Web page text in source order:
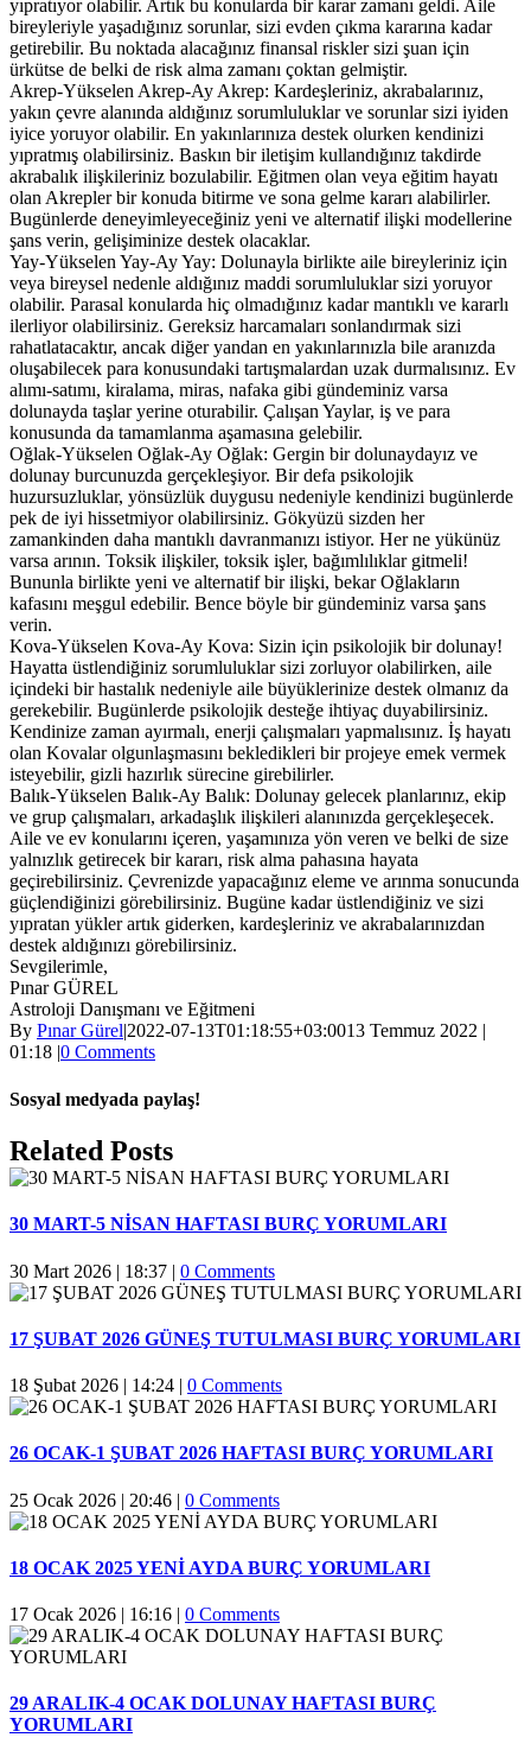
yıpratıyor olabilir. Artık bu konularda bir karar zamanı geldi. Aile
bireyleriyle yaşadığınız sorunlar, sizi evden çıkma kararına kadar
getirebilir. Bu noktada alacağınız finansal riskler sizi şuan için
ürkütse de belki de risk alma zamanı çoktan gelmiştir.
Akrep-Yükselen Akrep-Ay Akrep: Kardeşleriniz, akrabalarınız,
yakın çevre alanında aldığınız sorumluluklar ve sorunlar sizi iyiden
iyice yoruyor olabilir. En yakınlarınıza destek olurken kendinizi
yıpratmış olabilirsiniz. Baskın bir iletişim kullandığınız takdirde
akrabalık ilişkileriniz bozulabilir. Eğitmen olan veya eğitim hayatı
olan Akrepler bir konuda bitirme ve sona gelme kararı alabilirler.
Bugünlerde deneyimleyeceğiniz yeni ve alternatif ilişki modellerine
şans verin, gelişiminize destek olacaklar.
Yay-Yükselen Yay-Ay Yay: Dolunayla birlikte aile bireyleriniz için
veya bireysel nedenle aldığınız maddi sorumluluklar sizi yoruyor
olabilir. Parasal konularda hiç olmadığınız kadar mantıklı ve kararlı
ilerliyor olabilirsiniz. Gereksiz harcamaları sonlandırmak sizi
rahatlatacaktır, ancak diğer yandan en yakınlarınızla bile aranızda
oluşabilecek para konusundaki tartışmalardan uzak durmalısınız. Ev
alımı-satımı, kiralama, miras, nafaka gibi gündeminiz varsa
dolunayda taşlar yerine oturabilir. Çalışan Yaylar, iş ve para
konusunda da tamamlanma aşamasına gelebilir.
Oğlak-Yükselen Oğlak-Ay Oğlak: Gergin bir dolunaydayız ve
dolunay burcunuzda gerçekleşiyor. Bir defa psikolojik
huzursuzluklar, yönsüzlük duygusu nedeniyle kendinizi bugünlerde
pek de iyi hissetmiyor olabilirsiniz. Gökyüzü sizden her
zamankinden daha mantıklı davranmanızı istiyor. Her ne yükünüz
varsa arının. Toksik ilişkiler, toksik işler, bağımlılıklar gitmeli!
Bununla birlikte yeni ve alternatif bir ilişki, bekar Oğlakların
kafasını meşgul edebilir. Bence böyle bir gündeminiz varsa şans
verin.
Kova-Yükselen Kova-Ay Kova: Sizin için psikolojik bir dolunay!
Hayatta üstlendiğiniz sorumluluklar sizi zorluyor olabilirken, aile
içindeki bir hastalık nedeniyle aile büyüklerinize destek olmanız da
gerekebilir. Bugünlerde psikolojik desteğe ihtiyaç duyabilirsiniz.
Kendinize zaman ayırmalı, enerji çalışmaları yapmalısınız. İş hayatı
olan Kovalar olgunlaşmasını bekledikleri bir projeye emek vermek
isteyebilir, gizli hazırlık sürecine girebilirler.
Balık-Yükselen Balık-Ay Balık: Dolunay gelecek planlarınız, ekip
ve grup çalışmaları, arkadaşlık ilişkileri alanınızda gerçekleşecek.
Aile ve ev konularını içeren, yaşamınıza yön veren ve belki de size
yalnızlık getirecek bir kararı, risk alma pahasına hayata
geçirebilirsiniz. Çevrenizde yapacağınız eleme ve arınma sonucunda
güçlendiğinizi görebilirsiniz. Bugüne kadar üstlendiğiniz ve sizi
yıpratan yükler artık giderken, kardeşleriniz ve akrabalarınızdan
destek aldığınızı görebilirsiniz.
Sevgilerimle,
Pınar GÜREL
Astroloji Danışmanı ve Eğitmeni
By Pınar Gürel|2022-07-13T01:18:55+03:0013 Temmuz 2022 |
01:18 |0 Comments
Sosyal medyada paylaş!
Facebook
Twitter
Reddit
LinkedIn
WhatsApp
Pinterest
Email
Related Posts
30 MART-5 NİSAN HAFTASI BURÇ YORUMLARI
30 Mart 2026 | 18:37 | 0 Comments
17 ŞUBAT 2026 GÜNEŞ TUTULMASI BURÇ YORUMLARI
18 Şubat 2026 | 14:24 | 0 Comments
26 OCAK-1 ŞUBAT 2026 HAFTASI BURÇ YORUMLARI
25 Ocak 2026 | 20:46 | 0 Comments
18 OCAK 2025 YENİ AYDA BURÇ YORUMLARI
17 Ocak 2026 | 16:16 | 0 Comments
29 ARALIK-4 OCAK DOLUNAY HAFTASI BURÇ
YORUMLARI